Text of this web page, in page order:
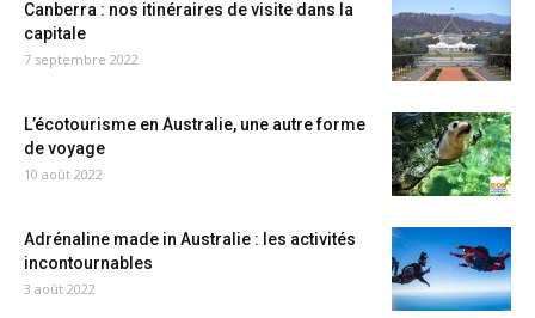
Canberra : nos itinéraires de visite dans la
capitale
7 septembre 2022
L’écotourisme en Australie, une autre forme
de voyage
10 août 2022
Adrénaline made in Australie : les activités
incontournables
3 août 2022